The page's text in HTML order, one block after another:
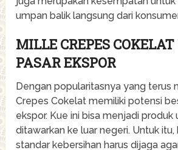
umpan balik langsung dari
MILLE CREPES
PASAR EKSPOR
Dengan popularitasnya yang terus
Crepes Cokelat memiliki potensi
ekspor. Kue ini bisa menjadi produk
ditawarkan ke luar negeri. Untuk itu,
standar kebersihan harus dijaga